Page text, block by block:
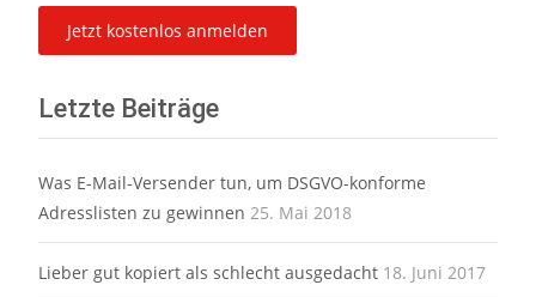
Letzte Beiträge
Was E-Mail-Versender tun, um DSGVO-konforme
Adresslisten zu gewinnen 25. Mai 2018
Lieber gut kopiert als schlecht ausgedacht 18. Juni 2017